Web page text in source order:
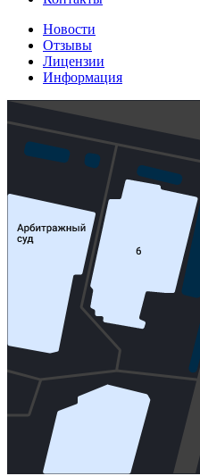
Новости
Отзывы
Лицензии
Информация